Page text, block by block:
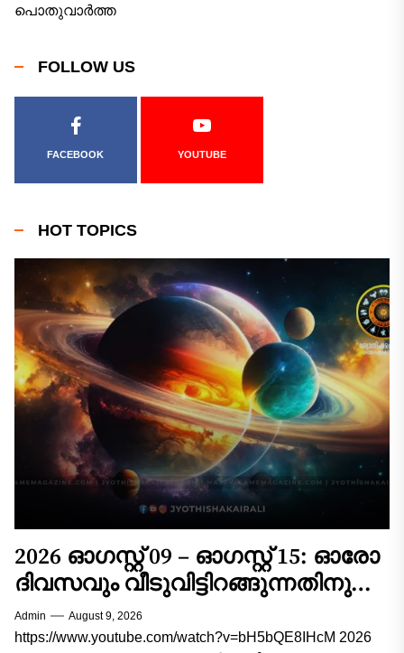
പൊതുവാർത്ത
FOLLOW US
FACEBOOK YOUTUBE
HOT TOPICS
2026 ഓഗസ്റ്റ് 09 – ഓഗസ്റ്റ് 15: ഓരോ
ദിവസവും വീടുവിട്ടിറങ്ങുന്നതിനു
മുൻപ് ഇത് ചെയ്താൽ
കാര്യവിജയം ഉറപ്പ്! 12
Admin August 9, 2026
https://www.youtube.com/watch?v=bH5bQE8IHcM 2026